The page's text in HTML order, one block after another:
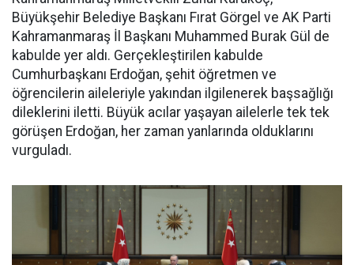
Büyükşehir Belediye Başkanı Fırat Görgel ve AK Parti
Kahramanmaraş İl Başkanı Muhammed Burak Gül de
kabulde yer aldı. Gerçekleştirilen kabulde
Cumhurbaşkanı Erdoğan, şehit öğretmen ve
öğrencilerin aileleriyle yakından ilgilenerek başsağlığı
dileklerini iletti. Büyük acılar yaşayan ailelerle tek tek
görüşen Erdoğan, her zaman yanlarında olduklarını
vurguladı.